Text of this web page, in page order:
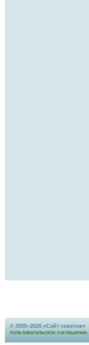
© 2005–2026 «Сайт советов»
пользовательское соглашение